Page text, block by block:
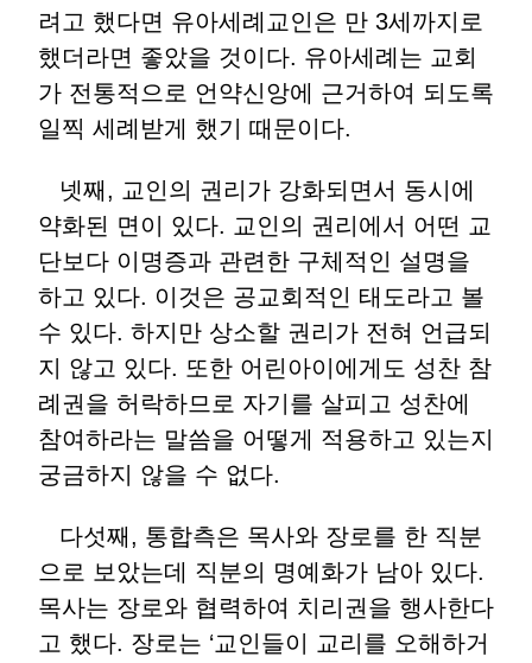
려고 했다면 유아세례교인은 만 3세까지로
했더라면 좋았을 것이다. 유아세례는 교회
가 전통적으로 언약신앙에 근거하여 되도록
일찍 세례받게 했기 때문이다.
넷째, 교인의 권리가 강화되면서 동시에
약화된 면이 있다. 교인의 권리에서 어떤 교
단보다 이명증과 관련한 구체적인 설명을
하고 있다. 이것은 공교회적인 태도라고 볼
수 있다. 하지만 상소할 권리가 전혀 언급되
지 않고 있다. 또한 어린아이에게도 성찬 참
례권을 허락하므로 자기를 살피고 성찬에
참여하라는 말씀을 어떻게 적용하고 있는지
궁금하지 않을 수 없다.
다섯째, 통합측은 목사와 장로를 한 직분
으로 보았는데 직분의 명예화가 남아 있다.
목사는 장로와 협력하여 치리권을 행사한다
고 했다. 장로는 ‘교인들이 교리를 오해하거